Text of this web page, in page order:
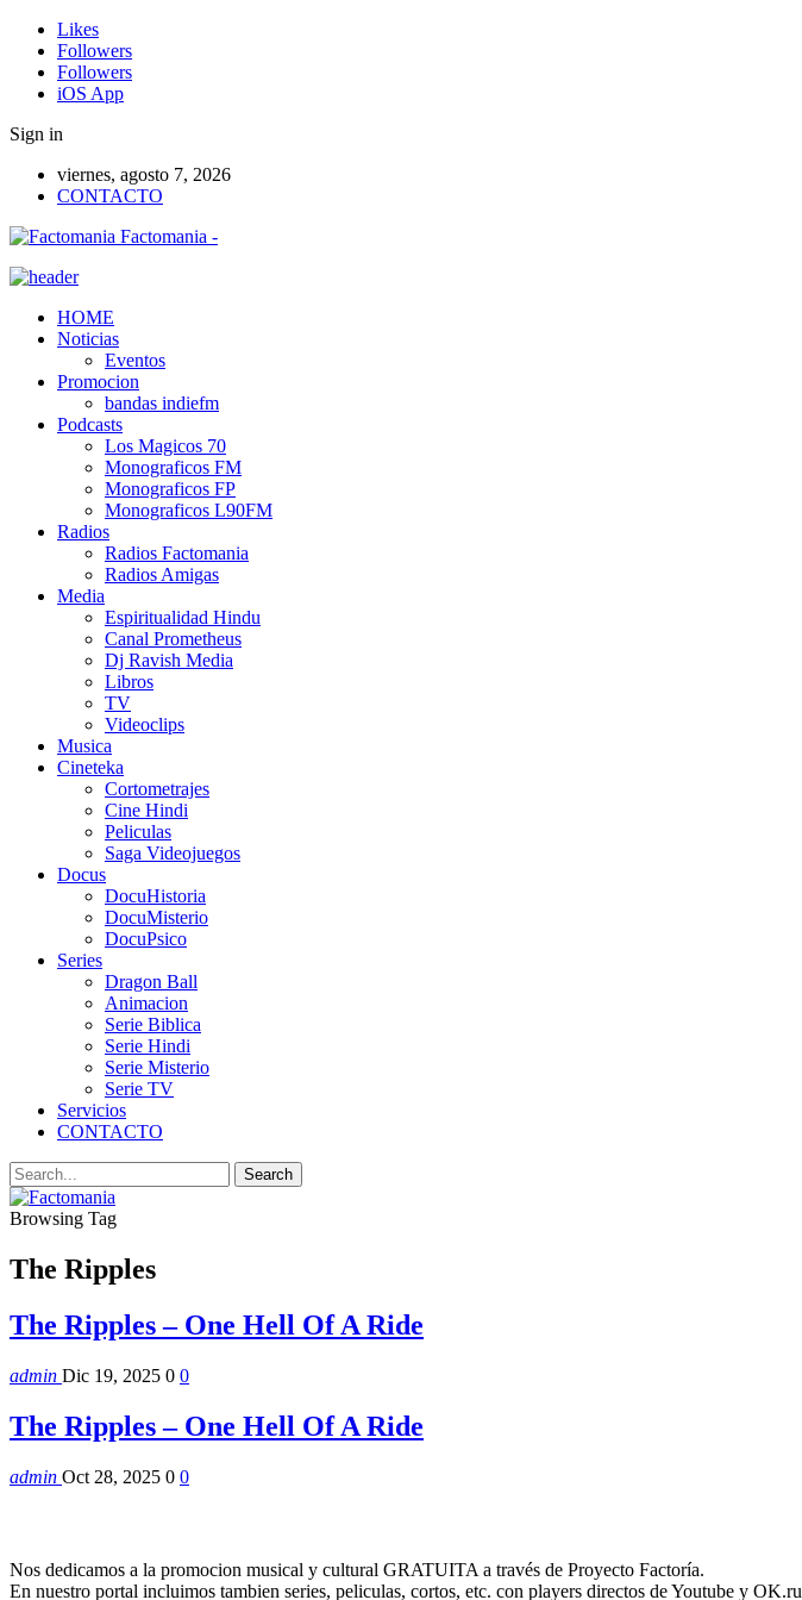
Likes
Followers
Followers
iOS App
Sign in
viernes, agosto 7, 2026
CONTACTO
Factomania -
HOME
Noticias
Eventos
Promocion
bandas indiefm
Podcasts
Los Magicos 70
Monograficos FM
Monograficos FP
Monograficos L90FM
Radios
Radios Factomania
Radios Amigas
Media
Espiritualidad Hindu
Canal Prometheus
Dj Ravish Media
Libros
TV
Videoclips
Musica
Cineteka
Cortometrajes
Cine Hindi
Peliculas
Saga Videojuegos
Docus
DocuHistoria
DocuMisterio
DocuPsico
Series
Dragon Ball
Animacion
Serie Biblica
Serie Hindi
Serie Misterio
Serie TV
Servicios
CONTACTO
Browsing Tag
The Ripples
The Ripples – One Hell Of A Ride
admin Dic 19, 2025 0 0
The Ripples – One Hell Of A Ride
admin Oct 28, 2025 0 0
Nos dedicamos a la promocion musical y cultural GRATUITA a través de Proyecto Factoría.
En nuestro portal incluimos tambien series, peliculas, cortos, etc. con players directos de Youtube y OK.ru